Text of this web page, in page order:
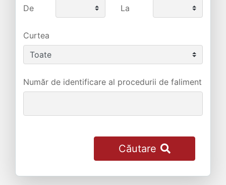
De
La
Curtea
Număr de identificare al procedurii de faliment
Căutare